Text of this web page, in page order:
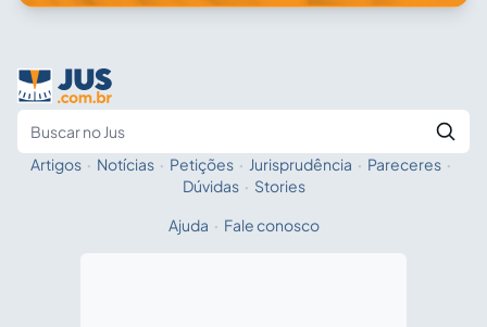
Fale com a IA
Artigos · Notícias · Petições · Jurisprudência · Pareceres ·
Dúvidas · Stories
Ajuda · Fale conosco